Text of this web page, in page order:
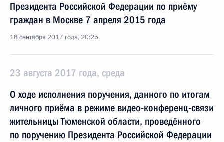
Президента Российской Федерации по приёму
граждан в Москве 7 апреля 2015 года
18 сентября 2017 года, 20:25
23 августа 2017 года, среда
О ходе исполнения поручения, данного по итогам
личного приёма в режиме видео-конференц-связи
жительницы Тюменской области, проведённого
по поручению Президента Российской Федерации